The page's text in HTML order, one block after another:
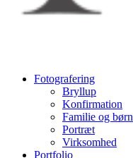
Fotografering
Bryllup
Konfirmation
Familie og børn
Portræt
Virksomhed
Portfolio